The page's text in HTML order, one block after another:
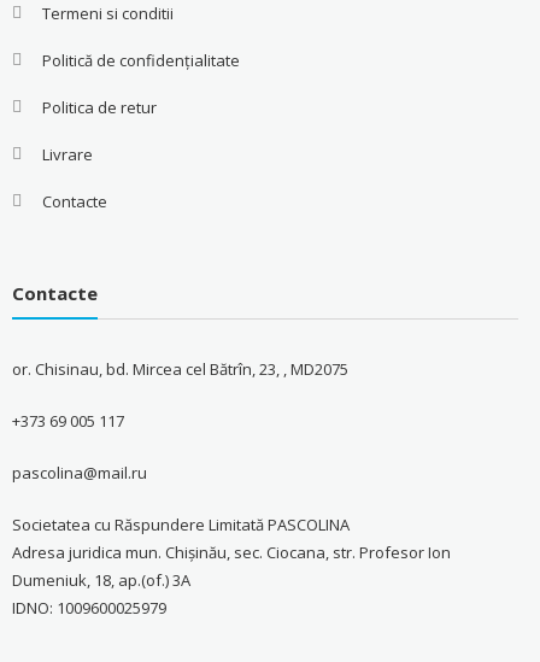
Termeni si conditii
Politică de confidențialitate
Politica de retur
Livrare
Contacte
Contacte
or. Chisinau, bd. Mircea cel Bătrîn, 23, , MD2075
+373 69 005 117
pascolina@mail.ru
Societatea cu Răspundere Limitată PASCOLINA
Adresa juridica mun. Chişinău, sec. Ciocana, str. Profesor Ion
Dumeniuk, 18, ap.(of.) 3A
IDNO: 1009600025979